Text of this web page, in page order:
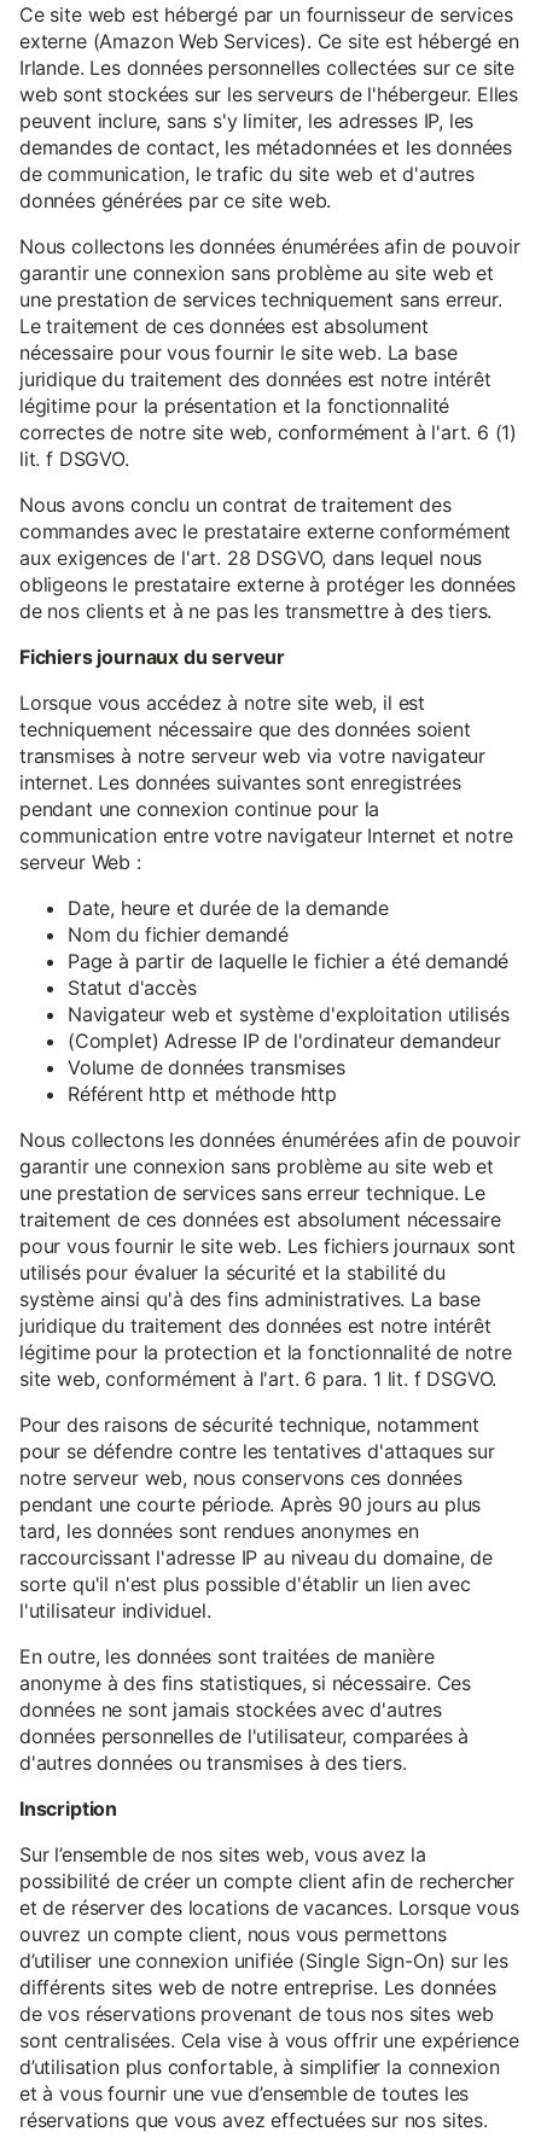
Ce site web est hébergé par un fournisseur de services
externe (Amazon Web Services). Ce site est hébergé en
Irlande. Les données personnelles collectées sur ce site
web sont stockées sur les serveurs de l'hébergeur. Elles
peuvent inclure, sans s'y limiter, les adresses IP, les
demandes de contact, les métadonnées et les données
de communication, le trafic du site web et d'autres
données générées par ce site web.
Nous collectons les données énumérées afin de pouvoir
garantir une connexion sans problème au site web et
une prestation de services techniquement sans erreur.
Le traitement de ces données est absolument
nécessaire pour vous fournir le site web. La base
juridique du traitement des données est notre intérêt
légitime pour la présentation et la fonctionnalité
correctes de notre site web, conformément à l'art. 6 (1)
lit. f DSGVO.
Nous avons conclu un contrat de traitement des
commandes avec le prestataire externe conformément
aux exigences de l'art. 28 DSGVO, dans lequel nous
obligeons le prestataire externe à protéger les données
de nos clients et à ne pas les transmettre à des tiers.
Fichiers journaux du serveur
Lorsque vous accédez à notre site web, il est
techniquement nécessaire que des données soient
transmises à notre serveur web via votre navigateur
internet. Les données suivantes sont enregistrées
pendant une connexion continue pour la
communication entre votre navigateur Internet et notre
serveur Web :
Date, heure et durée de la demande
Nom du fichier demandé
Page à partir de laquelle le fichier a été demandé
Statut d'accès
Navigateur web et système d'exploitation utilisés
(Complet) Adresse IP de l'ordinateur demandeur
Volume de données transmises
Référent http et méthode http
Nous collectons les données énumérées afin de pouvoir
garantir une connexion sans problème au site web et
une prestation de services sans erreur technique. Le
traitement de ces données est absolument nécessaire
pour vous fournir le site web. Les fichiers journaux sont
utilisés pour évaluer la sécurité et la stabilité du
système ainsi qu'à des fins administratives. La base
juridique du traitement des données est notre intérêt
légitime pour la protection et la fonctionnalité de notre
site web, conformément à l'art. 6 para. 1 lit. f DSGVO.
Pour des raisons de sécurité technique, notamment
pour se défendre contre les tentatives d'attaques sur
notre serveur web, nous conservons ces données
pendant une courte période. Après 90 jours au plus
tard, les données sont rendues anonymes en
raccourcissant l'adresse IP au niveau du domaine, de
sorte qu'il n'est plus possible d'établir un lien avec
l'utilisateur individuel.
En outre, les données sont traitées de manière
anonyme à des fins statistiques, si nécessaire. Ces
données ne sont jamais stockées avec d'autres
données personnelles de l'utilisateur, comparées à
d'autres données ou transmises à des tiers.
Inscription
Sur l’ensemble de nos sites web, vous avez la
possibilité de créer un compte client afin de rechercher
et de réserver des locations de vacances. Lorsque vous
ouvrez un compte client, nous vous permettons
d’utiliser une connexion unifiée (Single Sign-On) sur les
différents sites web de notre entreprise. Les données
de vos réservations provenant de tous nos sites web
sont centralisées. Cela vise à vous offrir une expérience
d’utilisation plus confortable, à simplifier la connexion
et à vous fournir une vue d’ensemble de toutes les
réservations que vous avez effectuées sur nos sites.